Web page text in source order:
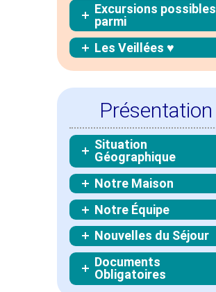
Excursions possibles
parmi
Les Veillées ♥
Présentation
Situation
Géographique
Notre Maison
Notre Équipe
Nouvelles du Séjour
Documents
Obligatoires